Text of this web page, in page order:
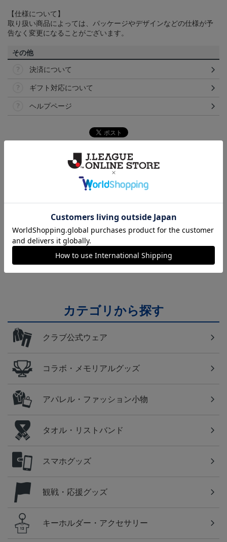
【仕様について】
取り扱い商品によっては、パッケージやデザインなどの仕様が予
告なく変更になることがございます。
その他
決済について
ギフト対応について
ヘルプページ
かお楽しみのシークレットグッズ！
横浜FM
日常にもF・マリノスを！普段使いにオススメのアイ
テム！
カテゴリから探す
クラブ公式ウェア
コラボ・メモリアルグッズ
アパレル・ファッション小物
タオル・リストバンド
スマホグッズ
観戦・応援グッズ
キーホルダー・アクセサリー